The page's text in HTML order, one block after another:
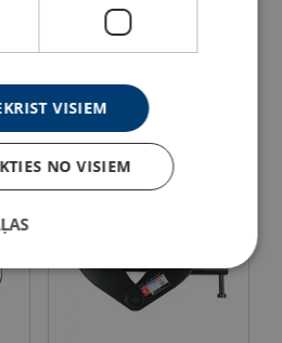
Lentas stropes ar cilpām
Skatīt
VISIEM
NO VISIEM